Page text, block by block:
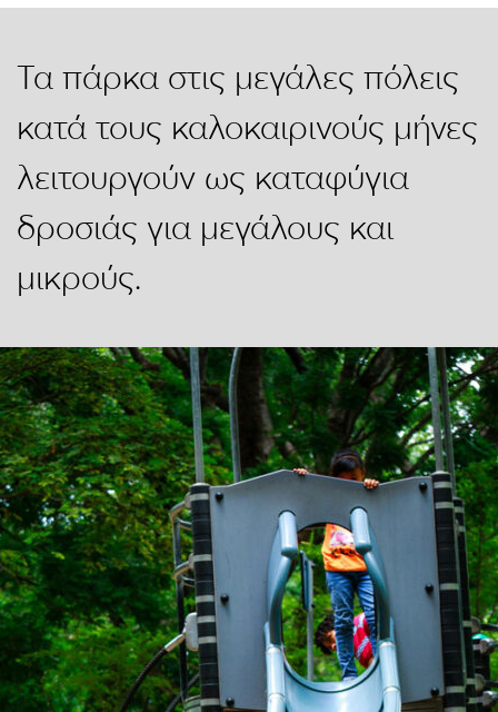
Τα πάρκα στις μεγάλες πόλεις
κατά τους καλοκαιρινούς μήνες
λειτουργούν ως καταφύγια
δροσιάς για μεγάλους και
μικρούς.